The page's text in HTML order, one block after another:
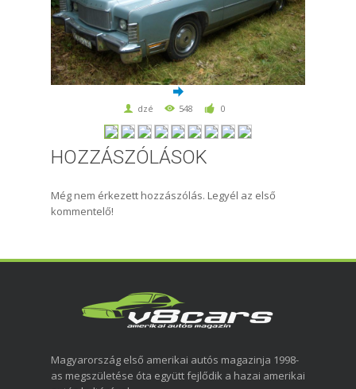
dzé 548 0
HOZZÁSZÓLÁSOK
Még nem érkezett hozzászólás. Legyél az első
kommentelő!
Magyarország első amerikai autós magazinja 1998-
as megszületése óta együtt fejlődik a hazai amerikai